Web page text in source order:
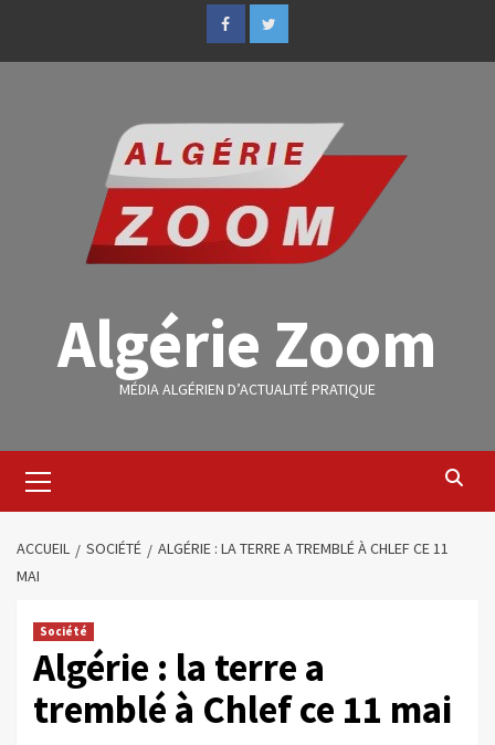
Algérie Zoom
MÉDIA ALGÉRIEN D’ACTUALITÉ PRATIQUE
ACCUEIL SOCIÉTÉ
ALGÉRIE : LA TERRE A TREMBLÉ À CHLEF CE 11
MAI
Société
Algérie : la terre a
tremblé à Chlef ce 11 mai